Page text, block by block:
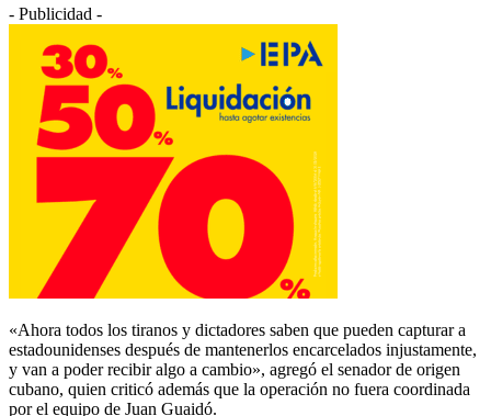
- Publicidad -
«Ahora todos los tiranos y dictadores saben que pueden capturar a
estadounidenses después de mantenerlos encarcelados injustamente,
y van a poder recibir algo a cambio», agregó el senador de origen
cubano, quien criticó además que la operación no fuera coordinada
por el equipo de Juan Guaidó.